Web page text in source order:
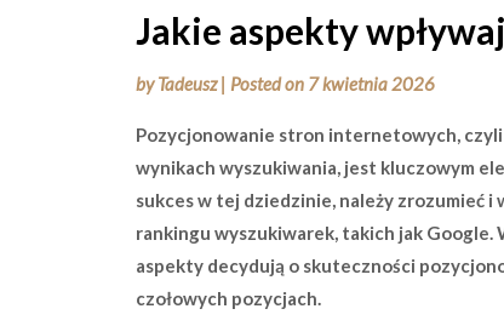
Jakie aspekty
byTadeusz | Posted on 7 kwietnia 2026
Pozycjonowanie stron internetowych,
wynikach wyszukiwania, jest kluczowym
sukces w tej dziedzinie, należy zrozumieć i
rankingu wyszukiwarek, takich jak Google.
aspekty decydują o skuteczności
czołowych pozycjach.